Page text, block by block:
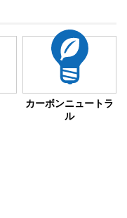
カーボンニュートラ
ル